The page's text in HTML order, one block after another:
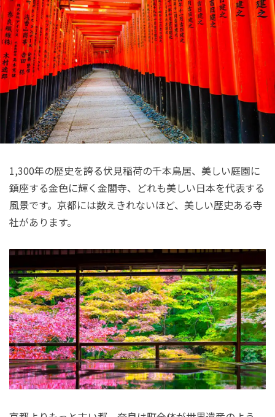
1,300年の歴史を誇る伏見稲荷の千本鳥居、美しい庭園に
鎮座する金色に輝く金閣寺、どれも美しい日本を代表する
風景です。京都には数えきれないほど、美しい歴史ある寺
社があります。